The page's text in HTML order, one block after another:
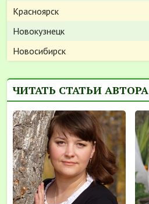
Красноярск
Новокузнецк
Новосибирск
ЧИТАТЬ СТАТЬИ АВТОРА